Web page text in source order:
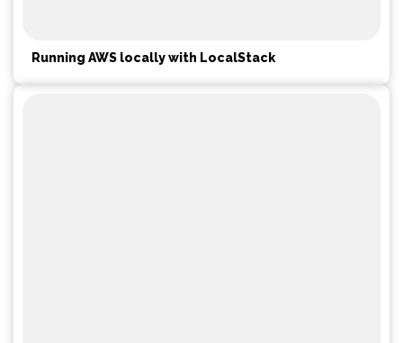
Running AWS locally with LocalStack